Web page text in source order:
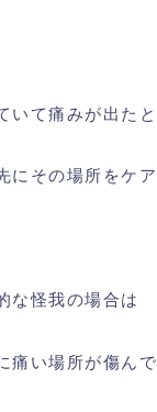
いて痛みが出た
にその場所をケ
な怪我の場合は
痛い場所が傷ん